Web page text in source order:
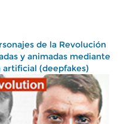
de la Revolución
y animadas mediante
(deepfakes)